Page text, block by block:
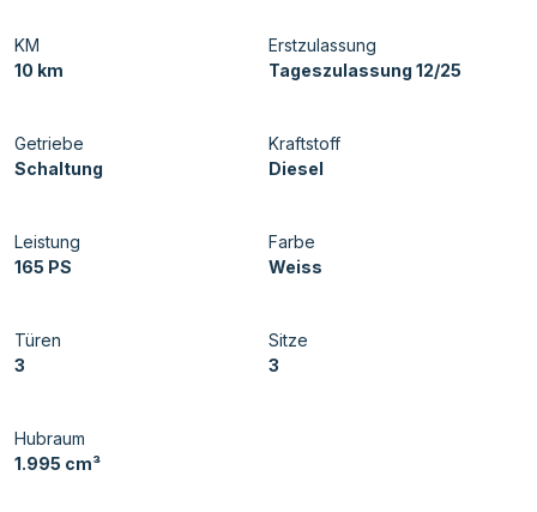
KM
10 km
Erstzulassung
Tageszulassung 12/25
Getriebe
Schaltung
Kraftstoff
Diesel
Leistung
165 PS
Farbe
Weiss
Türen
3
Sitze
3
Hubraum
1.995 cm³